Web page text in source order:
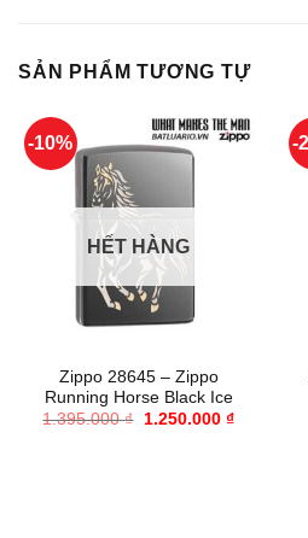
SẢN PHẨM TƯƠNG TỰ
-10%
HẾT HÀNG
Zippo 28645 – Zippo
Running Horse Black Ice
1.395.000₫
Giá
1.250.000 ₫Giá
-